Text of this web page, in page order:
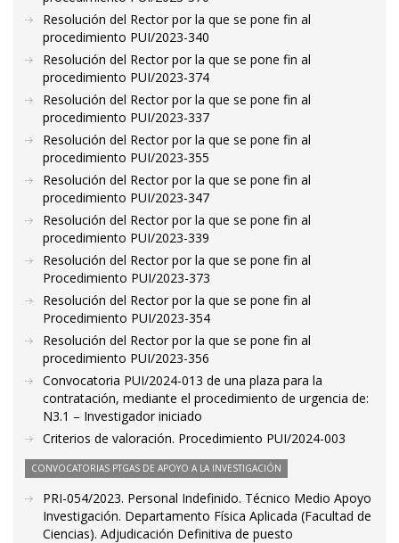
Resolución del Rector por la que se pone fin al
procedimiento PUI/2023-340
Resolución del Rector por la que se pone fin al
procedimiento PUI/2023-374
Resolución del Rector por la que se pone fin al
procedimiento PUI/2023-337
Resolución del Rector por la que se pone fin al
procedimiento PUI/2023-355
Resolución del Rector por la que se pone fin al
procedimiento PUI/2023-347
Resolución del Rector por la que se pone fin al
procedimiento PUI/2023-339
Resolución del Rector por la que se pone fin al
Procedimiento PUI/2023-373
Resolución del Rector por la que se pone fin al
Procedimiento PUI/2023-354
Resolución del Rector por la que se pone fin al
procedimiento PUI/2023-356
Convocatoria PUI/2024-013 de una plaza para la
contratación, mediante el procedimiento de urgencia de:
N3.1 – Investigador iniciado
Criterios de valoración. Procedimiento PUI/2024-003
CONVOCATORIAS PTGAS DE APOYO A LA INVESTIGACIÓN
PRI-054/2023. Personal Indefinido. Técnico Medio Apoyo
Investigación. Departamento Física Aplicada (Facultad de
Ciencias). Adjudicación Definitiva de puesto